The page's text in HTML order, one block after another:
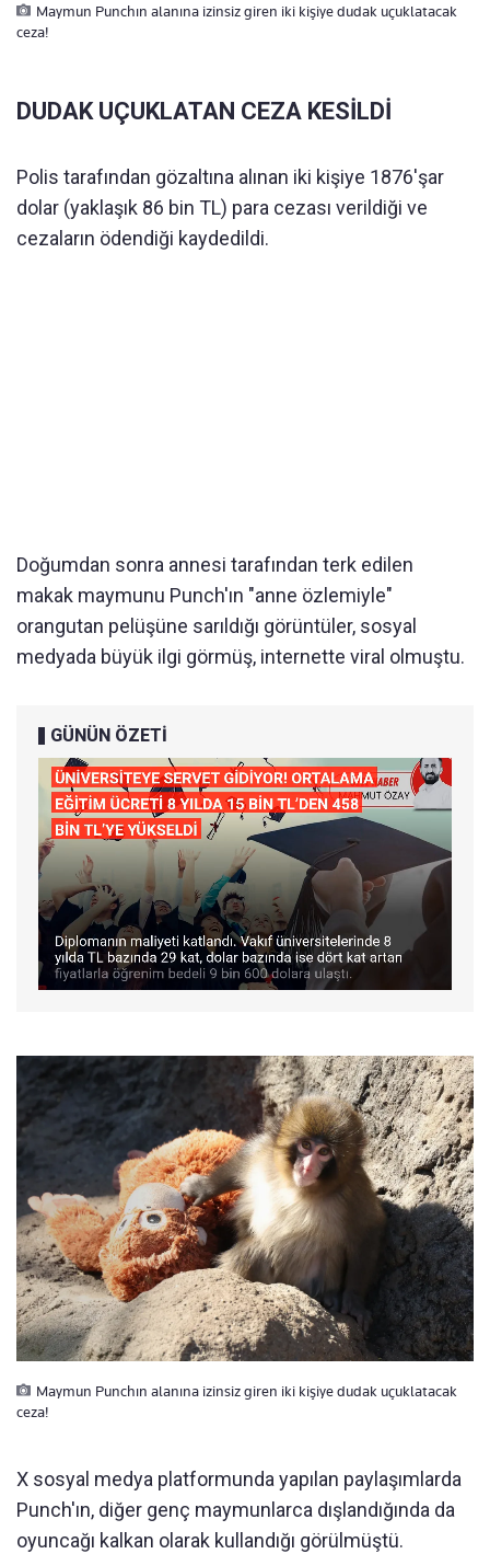
Maymun Punchın alanına izinsiz giren iki kişiye dudak uçuklatacak
ceza!
DUDAK UÇUKLATAN CEZA KESİLDİ
Polis tarafından gözaltına alınan iki kişiye 1876'şar
dolar (yaklaşık 86 bin TL) para cezası verildiği ve
cezaların ödendiği kaydedildi.
Doğumdan sonra annesi tarafından terk edilen
makak maymunu Punch'ın "anne özlemiyle"
orangutan pelüşüne sarıldığı görüntüler, sosyal
medyada büyük ilgi görmüş, internette viral olmuştu.
GÜNÜN ÖZETİ
Maymun Punchın alanına izinsiz giren iki kişiye dudak uçuklatacak
ceza!
X sosyal medya platformunda yapılan paylaşımlarda
Punch'ın, diğer genç maymunlarca dışlandığında da
oyuncağı kalkan olarak kullandığı görülmüştü.